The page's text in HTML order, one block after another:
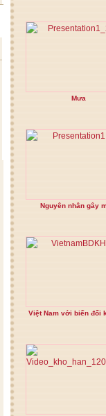
Mưa
Nguyên nhân gây
Việt Nam với biến đổi